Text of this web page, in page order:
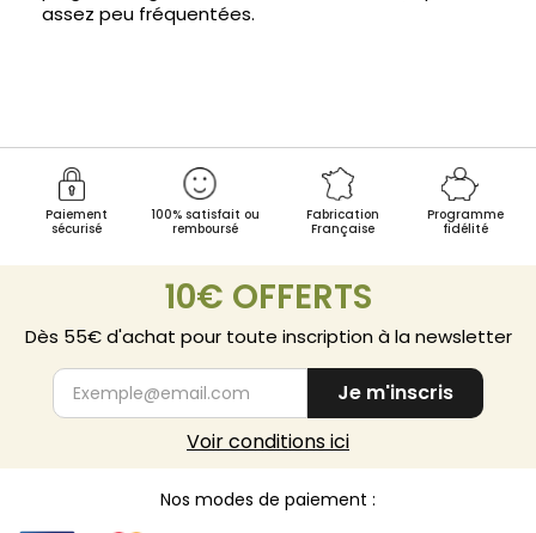
assez peu fréquentées.
Paiement
sécurisé
100% satisfait ou
remboursé
Fabrication
Française
Programme
fidélité
10€ OFFERTS
Dès 55€ d'achat pour toute inscription à la newsletter
Je m'inscris
Voir conditions ici
Nos modes de paiement :